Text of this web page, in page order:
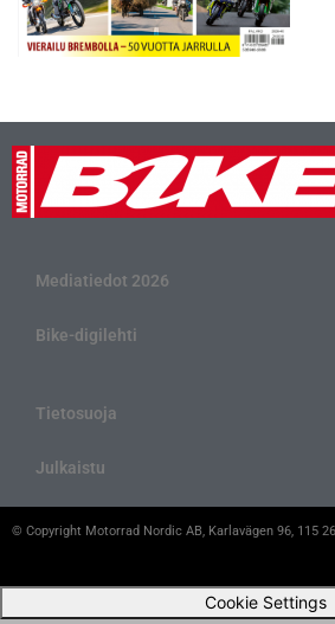
Mediatiedot 2026
Bike-digilehti
Tietosuoja
Julkaistu
© Copyright Motorrad Nordic AB, Karlavägen 96, 115
Cookie Settings